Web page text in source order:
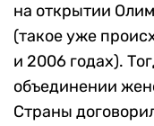
на открытии
(такое уже
и 2006 годах).
объединении
Страны